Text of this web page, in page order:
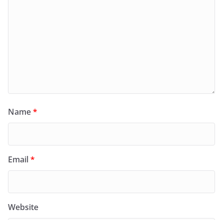
Name*
Email*
Website